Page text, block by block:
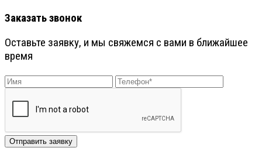
Заказать звонок
Оставьте заявку, и мы свяжемся с вами в ближайшее
время